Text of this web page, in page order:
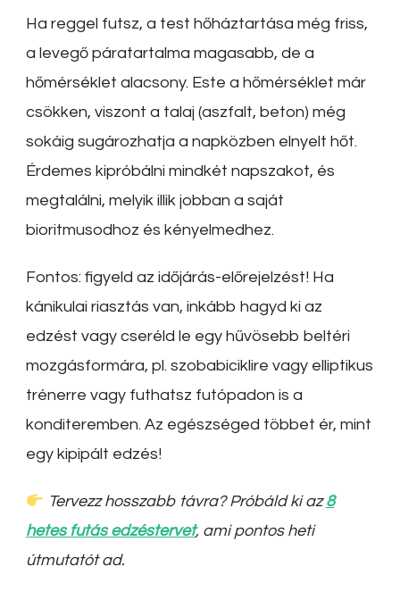
Ha reggel futsz, a test hőháztartása még friss,
a levegő páratartalma magasabb, de a
hőmérséklet alacsony. Este a hőmérséklet már
csökken, viszont a talaj (aszfalt, beton) még
sokáig sugározhatja a napközben elnyelt hőt.
Érdemes kipróbálni mindkét napszakot, és
megtalálni, melyik illik jobban a saját
bioritmusodhoz és kényelmedhez.
Fontos: figyeld az időjárás-előrejelzést! Ha
kánikulai riasztás van, inkább hagyd ki az
edzést vagy cseréld le egy hűvösebb beltéri
mozgásformára, pl. szobabiciklire vagy elliptikus
trénerre vagy futhatsz futópadon is a
konditeremben. Az egészséged többet ér, mint
egy kipipált edzés!
Tervezz hosszabb távra? Próbáld ki az8
hetes futás edzéstervet, ami pontos heti
útmutatót ad.